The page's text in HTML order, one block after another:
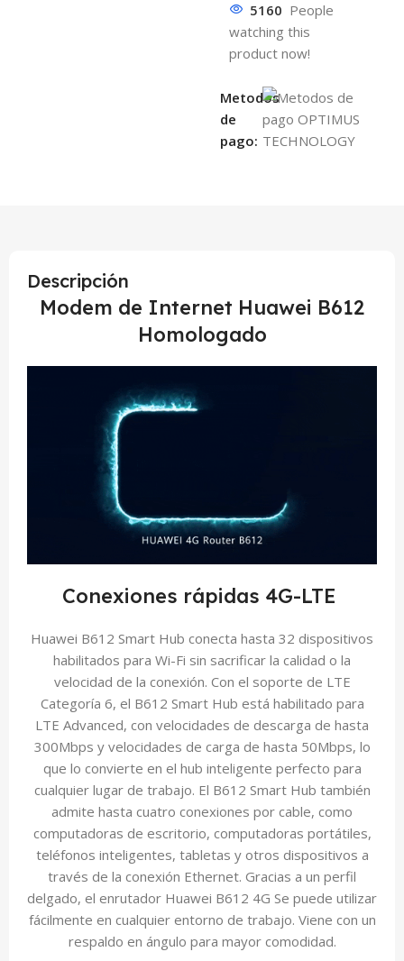
5160 People
watching this
product now!
Metodos
de
pago:
Descripción
Modem de Internet Huawei B612
Homologado
Conexiones rápidas 4G-LTE
Huawei B612 Smart Hub conecta hasta 32 dispositivos
habilitados para Wi-Fi sin sacrificar la calidad o la
velocidad de la conexión. Con el soporte de LTE
Categoría 6, el B612 Smart Hub está habilitado para
LTE Advanced, con velocidades de descarga de hasta
300Mbps y velocidades de carga de hasta 50Mbps, lo
que lo convierte en el hub inteligente perfecto para
cualquier lugar de trabajo. El B612 Smart Hub también
admite hasta cuatro conexiones por cable, como
computadoras de escritorio, computadoras portátiles,
teléfonos inteligentes, tabletas y otros dispositivos a
través de la conexión Ethernet. Gracias a un perfil
delgado, el enrutador Huawei B612 4G Se puede utilizar
fácilmente en cualquier entorno de trabajo. Viene con un
respaldo en ángulo para mayor comodidad.